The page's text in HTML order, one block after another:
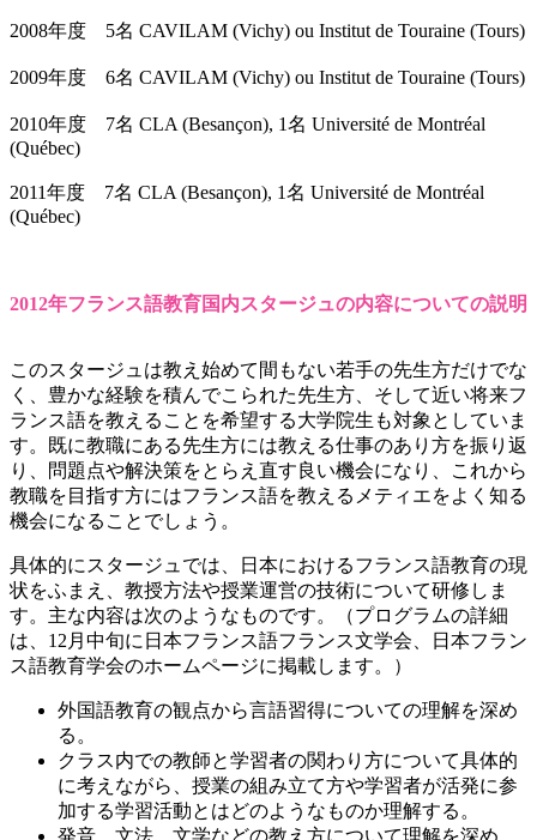
2008年度 5名 CAVILAM (Vichy) ou Institut de Touraine (Tours)
2009年度 6名 CAVILAM (Vichy) ou Institut de Touraine (Tours)
2010年度 7名 CLA (Besançon), 1名 Université de Montréal
(Québec)
2011年度 7名 CLA (Besançon), 1名 Université de Montréal
(Québec)
2012年フランス語教育国内スタージュの内容についての説明
このスタージュは教え始めて間もない若手の先生方だけでな
く、豊かな経験を積んでこられた先生方、そして近い将来フ
ランス語を教えることを希望する大学院生も対象としていま
す。既に教職にある先生方には教える仕事のあり方を振り返
り、問題点や解決策をとらえ直す良い機会になり、これから
教職を目指す方にはフランス語を教えるメティエをよく知る
機会になることでしょう。
具体的にスタージュでは、日本におけるフランス語教育の現
状をふまえ、教授方法や授業運営の技術について研修しま
す。主な内容は次のようなものです。（プログラムの詳細
は、12月中旬に日本フランス語フランス文学会、日本フラン
ス語教育学会のホームページに掲載します。）
外国語教育の観点から言語習得についての理解を深め
る。
クラス内での教師と学習者の関わり方について具体的
に考えながら、授業の組み立て方や学習者が活発に参
加する学習活動とはどのようなものか理解する。
発音、文法、文学などの教え方について理解を深め